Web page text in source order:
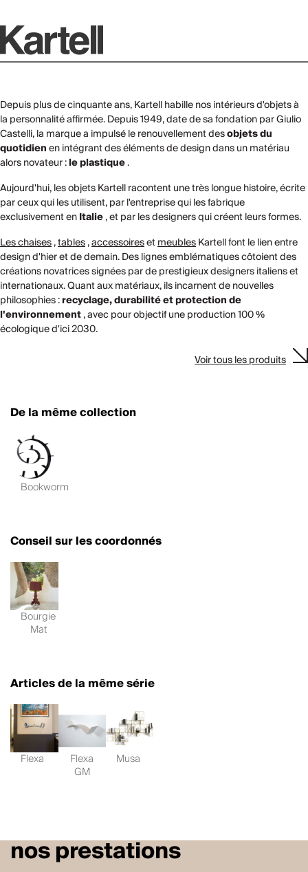
Depuis plus de cinquante ans, Kartell habille nos intérieurs d'objets à
la personnalité affirmée. Depuis 1949, date de sa fondation par Giulio
Castelli, la marque a impulsé le renouvellement desobjets du
quotidienen intégrant des éléments de design dans un matériau
alors novateur :le plastique.
Aujourd'hui, les objets Kartell racontent une très longue histoire, écrite
par ceux qui les utilisent, par l'entreprise qui les fabrique
exclusivement enItalie, et par les designers qui créent leurs formes.
Les chaises,tables,accessoiresetmeublesKartell font le lien entre
design d'hier et de demain. Des lignes emblématiques côtoient des
créations novatrices signées par de prestigieux designers italiens et
internationaux. Quant aux matériaux, ils incarnent de nouvelles
philosophies :recyclage, durabilité et protection de
l'environnement, avec pour objectif une production 100 %
écologique d'ici 2030.
Voir tous les produits
De la même collection
Bookworm
Conseil sur les coordonnés
Bourgie
Mat
Articles de la même série
Flexa Flexa
GM
Musa
nos prestations